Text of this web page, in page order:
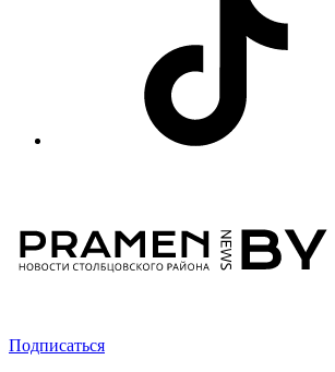
Подписаться